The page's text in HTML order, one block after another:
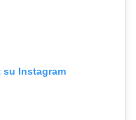
su Instagram